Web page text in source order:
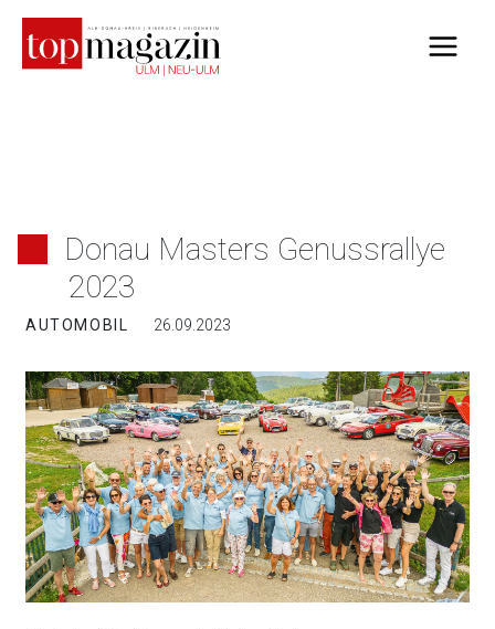
Inhalt
springen
Donau Masters Genussrallye
2023
AUTOMOBIL 26.09.2023